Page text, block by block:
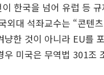
한국을 넘어 유럽 등
외대 석좌교수는 “콘텐
냥한 것이 아니라 EU를
우 미국은 무역법 301조